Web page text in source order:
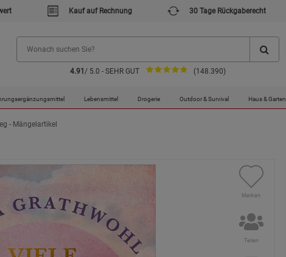
Kauf auf Rechnung 30 Tage Rückgaberecht
4.91 / 5.0 - SEHR GUT (148.390)
Lebensmittel Drogerie Outdoor & Survival Haus & Garten
- Mängelartikel
Merken
Teilen